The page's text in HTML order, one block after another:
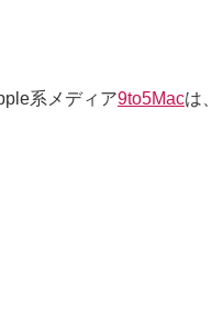
系メディア9to5Macは、